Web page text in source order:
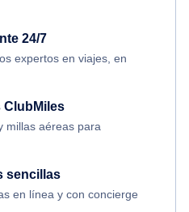
24/7
expertos en viajes, en
ClubMiles
millas aéreas para
sencillas
en línea y con concierge